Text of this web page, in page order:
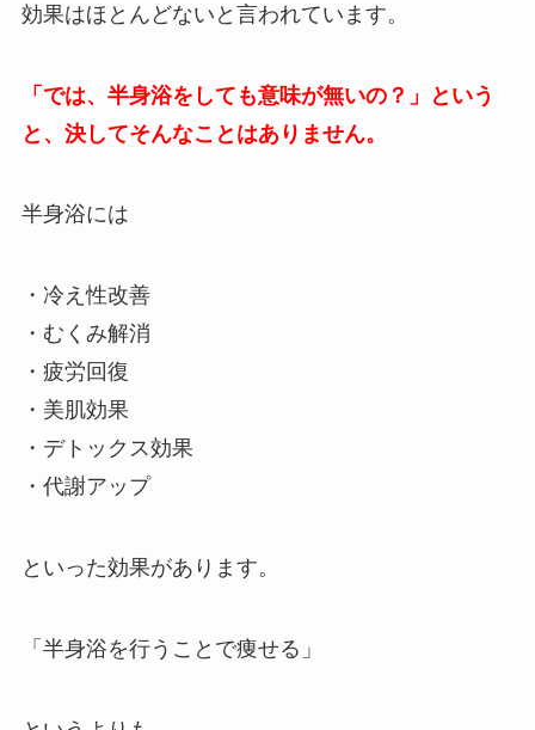
効果はほとんどないと言われています。
「では、半身浴をしても意味が無いの？」という
と、決してそんなことはありません。
半身浴には
・冷え性改善
・むくみ解消
・疲労回復
・美肌効果
・デトックス効果
・代謝アップ
といった効果があります。
「半身浴を行うことで痩せる」